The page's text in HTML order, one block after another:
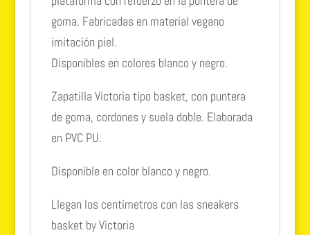
goma. Fabricadas en material vegano
imitación piel.
Disponibles en colores blanco y negro.
Zapatilla Victoria tipo basket, con puntera
de goma, cordones y suela doble. Elaborada
en PVC PU.
Disponible en color blanco y negro.
Llegan los centímetros con las sneakers
basket by Victoria